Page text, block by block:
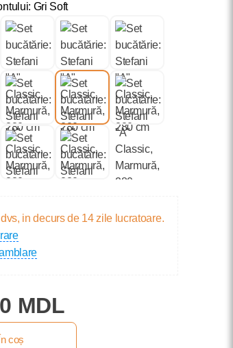
Gri Soft
dvs, in decurs de 14 zile lucratoare.
MDL
coș